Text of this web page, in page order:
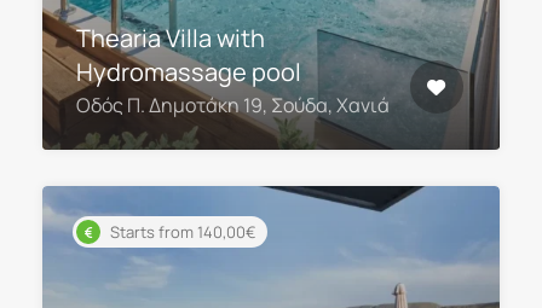
Thearia Villa with
Hydromassage pool
Οδός Π. Δημοτάκη 19, Σούδα, Χανιά
Starts from 140,00€